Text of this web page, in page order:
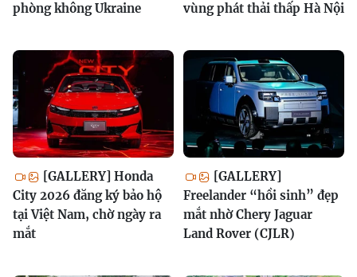
phòng không Ukraine
vùng phát thải thấp Hà Nội
[GALLERY] Honda
City 2026 đăng ký bảo hộ
tại Việt Nam, chờ ngày ra
mắt
[GALLERY]
Freelander “hồi sinh” đẹp
mắt nhờ Chery Jaguar
Land Rover (CJLR)